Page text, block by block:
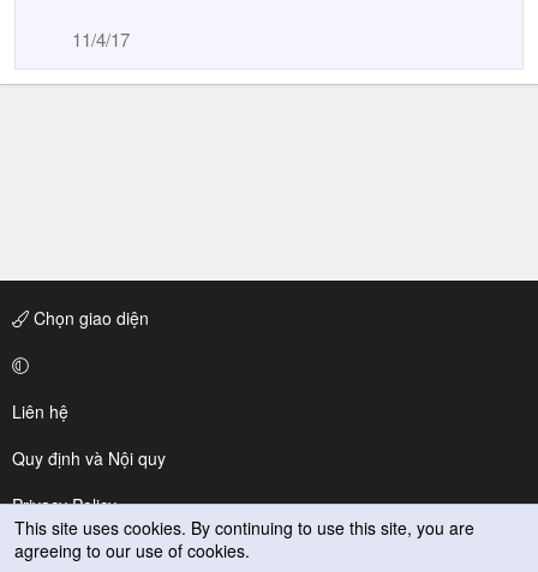
11/4/17
Chọn giao diện
Liên hệ
Quy định và Nội quy
Privacy Policy
Trợ giúp
This site uses cookies. By continuing to use this site, you are
agreeing to our use of cookies.